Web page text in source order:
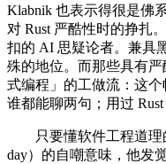
Klabnik 也表示得很是佛
对 Rust 严酷性时的挣扎
扣的 AI 思疑论者。兼具
殊的地位。而那些具有
式编程」的工做流：这个
谁都能聊两句；用过 Rust
只要懂软件工程道理的
day）的自嘲意味，他发